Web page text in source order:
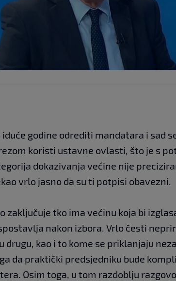
iduće godine odrediti mandatara i sad
koristi ustavne ovlasti, što je s
dokazivanja većine nije
vrlo jasno da su ti potpisi obavezni.
zaključuje tko ima većinu koja bi
nakon izbora. Vrlo česti
drugu, kao i to kome se priklanjaju
da praktički predsjedniku bude
Osim toga, u tom razdoblju